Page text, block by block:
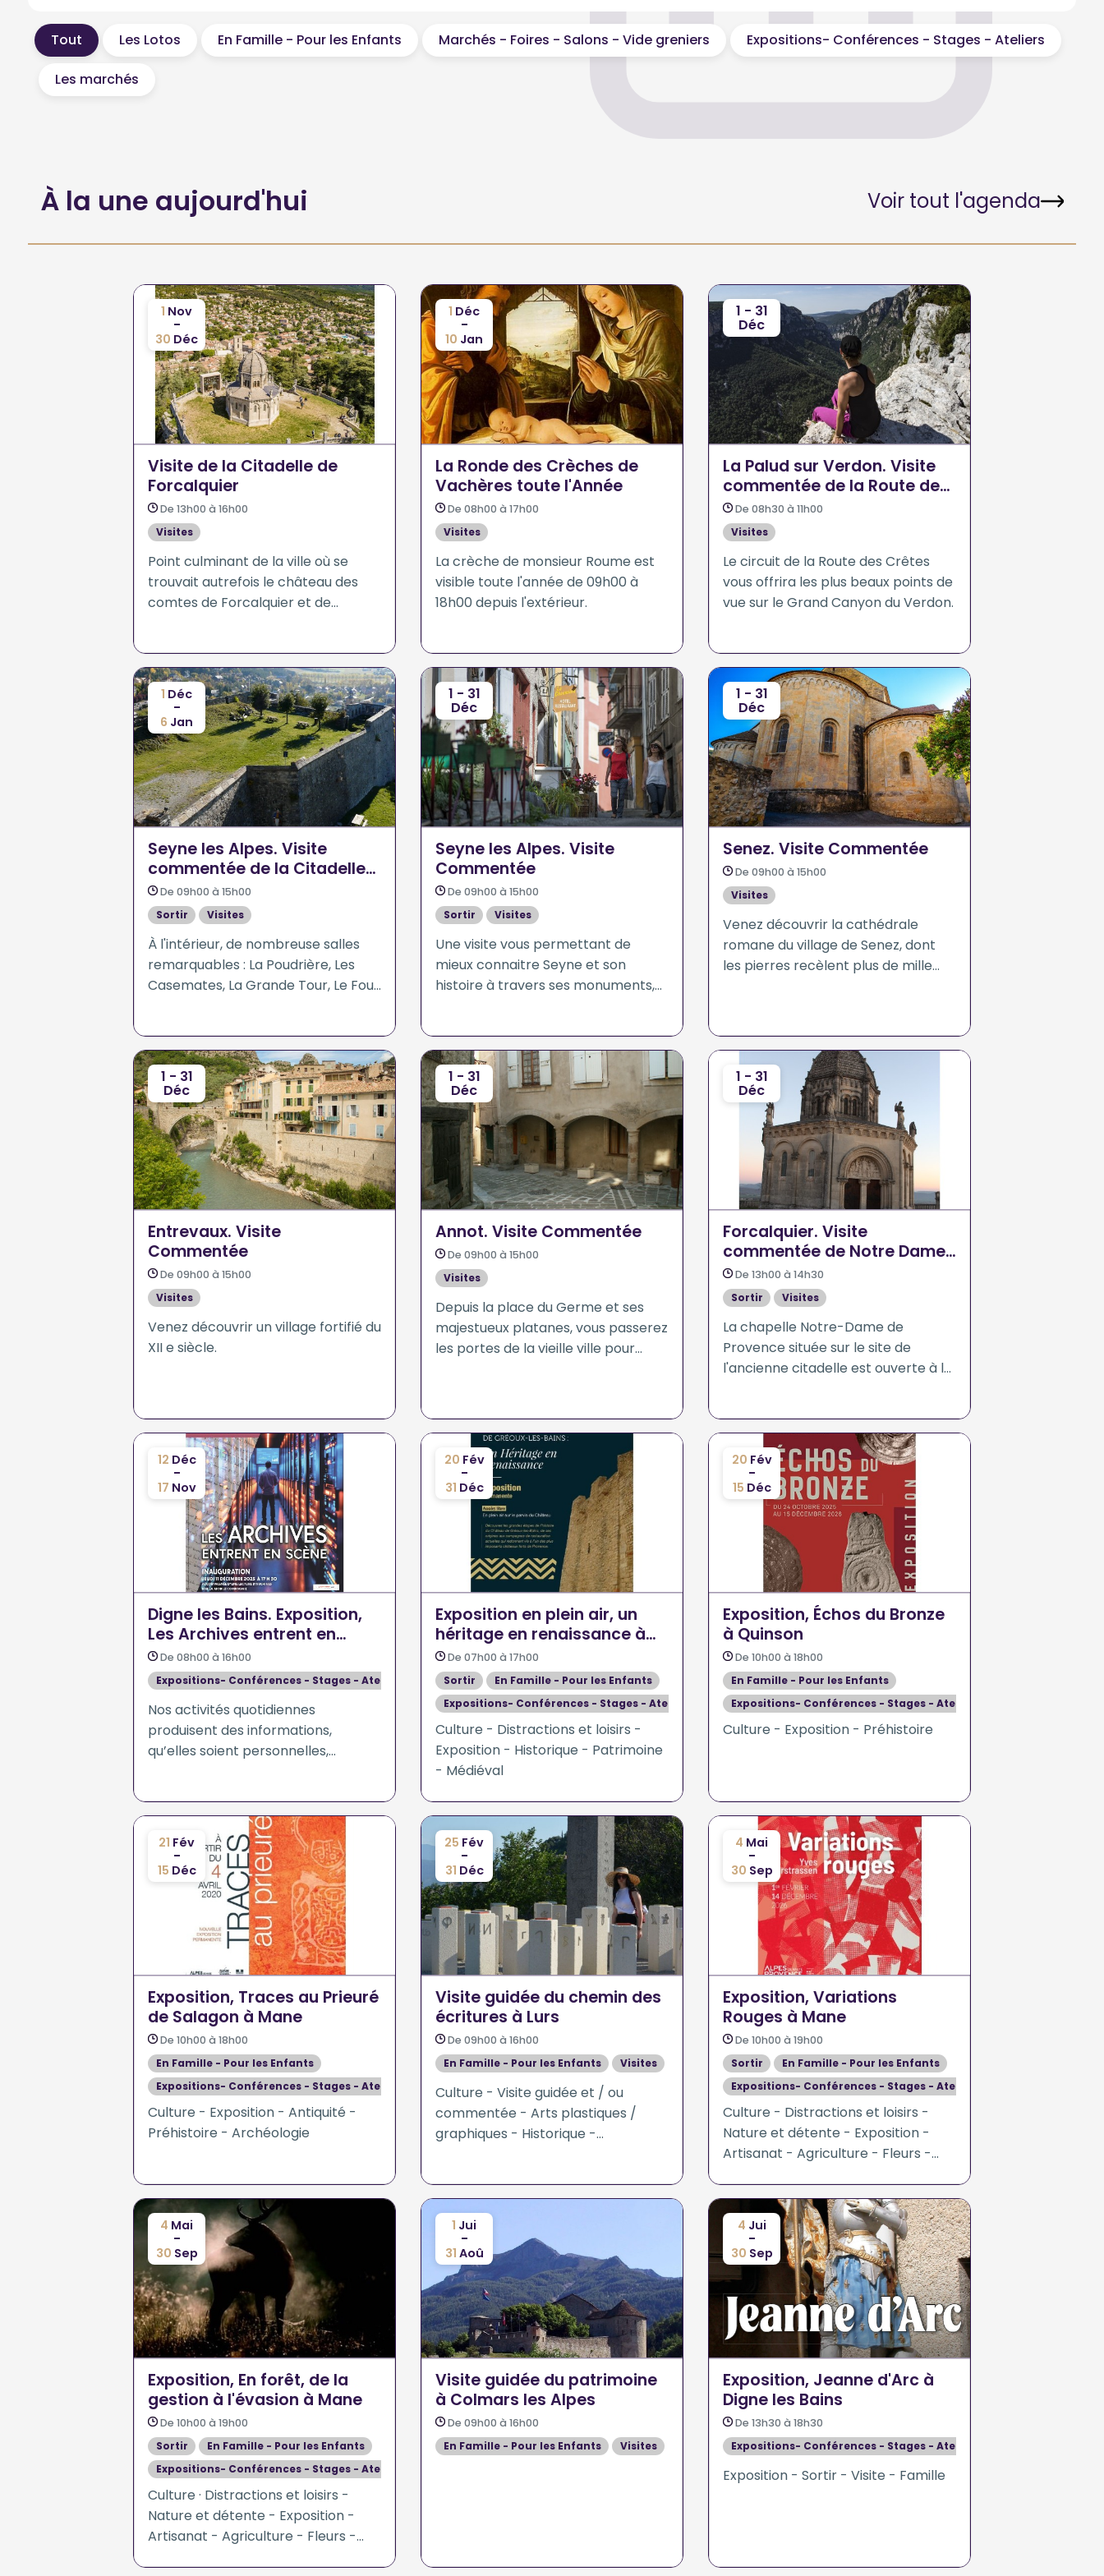
Tout Les Lotos En Famille - Pour les Enfants Marchés - Foires - Salons - Vide greniers Expositions- Conférences - Stages - Ateliers
Les marchés
À la une aujourd'hui Voir tout l'agenda
1 Nov
-
30 Déc
Visite de la Citadelle de
Forcalquier
De 13h00 à 16h00
Visites
Point culminant de la ville où se
trouvait autrefois le château des
comtes de Forcalquier et de
1 Déc
-
10 Jan
La Ronde des Crèches de
Vachères toute l'Année
De 08h00 à 17h00
Visites
La crèche de monsieur Roume est
visible toute l'année de 09h00 à
18h00 depuis l'extérieur.
1 - 31
Déc
La Palud sur Verdon. Visite
commentée de la Route des
Crêtes
De 08h30 à 11h00
Visites
Le circuit de la Route des Crêtes
vous offrira les plus beaux points de
vue sur le Grand Canyon du Verdon.
1 Déc
-
6 Jan
Seyne les Alpes. Visite
commentée de la Citadelle
Vauban
De 09h00 à 15h00
Sortir
Visites
À l'intérieur, de nombreuse salles
remarquables : La Poudrière, Les
Casemates, La Grande Tour, Le Four
- Vue panoramique.
1 - 31
Déc
Seyne les Alpes. Visite
Commentée
De 09h00 à 15h00
Sortir
Visites
Une visite vous permettant de
mieux connaitre Seyne et son
histoire à travers ses monuments,
1 - 31
Déc
Senez. Visite Commentée
De 09h00 à 15h00
Visites
Venez découvrir la cathédrale
romane du village de Senez, dont
les pierres recèlent plus de mille
Révolution Française.
1 - 31
Déc
Entrevaux. Visite
Commentée
De 09h00 à 15h00
Visites
Venez découvrir un village fortifié du
XII e siècle.
1 - 31
Déc
Annot. Visite Commentée
De 09h00 à 15h00
Visites
Depuis la place du Germe et ses
majestueux platanes, vous passerez
les portes de la vieille ville pour
1 - 31
Déc
Forcalquier. Visite
commentée de Notre Dame
de Provence
De 13h00 à 14h30
Sortir
Visites
La chapelle Notre-Dame de
Provence située sur le site de
l'ancienne citadelle est ouverte à la
12 Déc
-
17 Nov
Digne les Bains. Exposition,
Les Archives entrent en
Scène
De 08h00 à 16h00
Expositions- Conférences - Stages - Ateliers
Nos activités quotidiennes
produisent des informations,
qu’elles soient personnelles,
dactylographiée ou purement
numérique.
20 Fév
-
31 Déc
Exposition en plein air, un
héritage en renaissance à
Gréoux les Bains
De 07h00 à 17h00
Sortir
En Famille - Pour les Enfants
Expositions- Conférences - Stages - Ateliers
Culture - Distractions et loisirs -
Exposition - Historique - Patrimoine
- Médiéval
20 Fév
-
15 Déc
Exposition, Échos du Bronze
à Quinson
De 10h00 à 18h00
En Famille - Pour les Enfants
Expositions- Conférences - Stages - Ateliers
Culture - Exposition - Préhistoire
21 Fév
-
15 Déc
Exposition, Traces au Prieuré
de Salagon à Mane
De 10h00 à 18h00
En Famille - Pour les Enfants
Expositions- Conférences - Stages - Ateliers
Culture - Exposition - Antiquité -
Préhistoire - Archéologie
25 Fév
-
31 Déc
Visite guidée du chemin des
écritures à Lurs
De 09h00 à 16h00
En Famille - Pour les Enfants
Visites
Culture - Visite guidée et / ou
commentée - Arts plastiques /
graphiques - Historique -
4 Mai
-
30 Sep
Exposition, Variations
Rouges à Mane
De 10h00 à 19h00
Sortir
En Famille - Pour les Enfants
Expositions- Conférences - Stages - Ateliers
Culture - Distractions et loisirs -
Nature et détente - Exposition -
Artisanat - Agriculture - Fleurs -
sociales
4 Mai
-
30 Sep
Exposition, En forêt, de la
gestion à l'évasion à Mane
De 10h00 à 19h00
Sortir
En Famille - Pour les Enfants
Expositions- Conférences - Stages - Ateliers
Culture · Distractions et loisirs -
Nature et détente - Exposition -
Artisanat - Agriculture - Fleurs -
1 Jui
-
31 Aoû
Visite guidée du patrimoine
à Colmars les Alpes
De 09h00 à 16h00
En Famille - Pour les Enfants
Visites
4 Jui
-
30 Sep
Exposition, Jeanne d'Arc à
Digne les Bains
De 13h30 à 18h30
Expositions- Conférences - Stages - Ateliers
Exposition - Sortir - Visite - Famille